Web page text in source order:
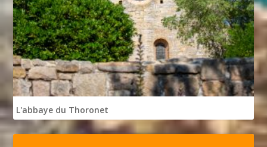
L'abbaye du Thoronet